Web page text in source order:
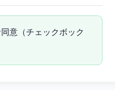
意（チェックボック